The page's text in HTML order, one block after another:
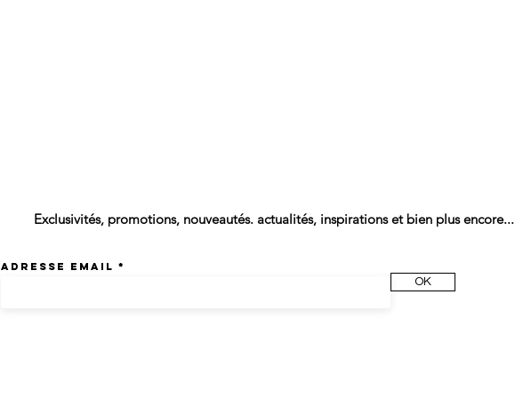
Exclusivités, promotions, nouveautés. actualités, inspirations et bien plus encore...
Adresse email
OK